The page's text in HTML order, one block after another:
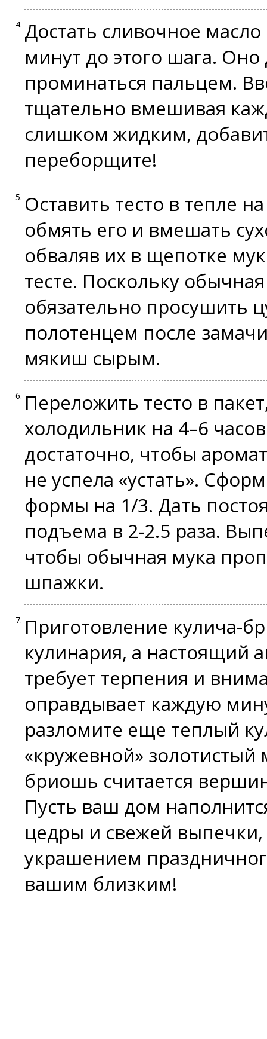
Достать сливочное
минут до этого шага.
проминаться пальцем.
тщательно вмешивая
слишком жидким,
переборщите!
Оставить тесто в тепле
обмять его и вмешать
обваляв их в щепотке
тесте. Поскольку
обязательно
полотенцем после
мякиш сырым.
Переложить тесто в
холодильник на 4–6
достаточно, чтобы
не успела «устать».
формы на 1/3. Дать
подъема в 2-2.5 раза.
чтобы обычная мука
шпажки.
Приготовление кулича-
кулинария, а настоящий
требует терпения и
оправдывает каждую
разломите еще теплый
«кружевной»
бриошь считается
Пусть ваш дом
цедры и свежей выпечки,
украшением
вашим близким!